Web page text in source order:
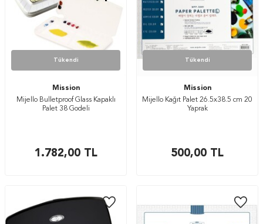
Tükendi
Mission
Mijello Bulletproof Glass Kapaklı
Palet 38 Godeli
1.782,00TL
Tükendi
Mission
Mijello Kağıt Palet 26.5x38.5 cm 20
Yaprak
500,00 TL